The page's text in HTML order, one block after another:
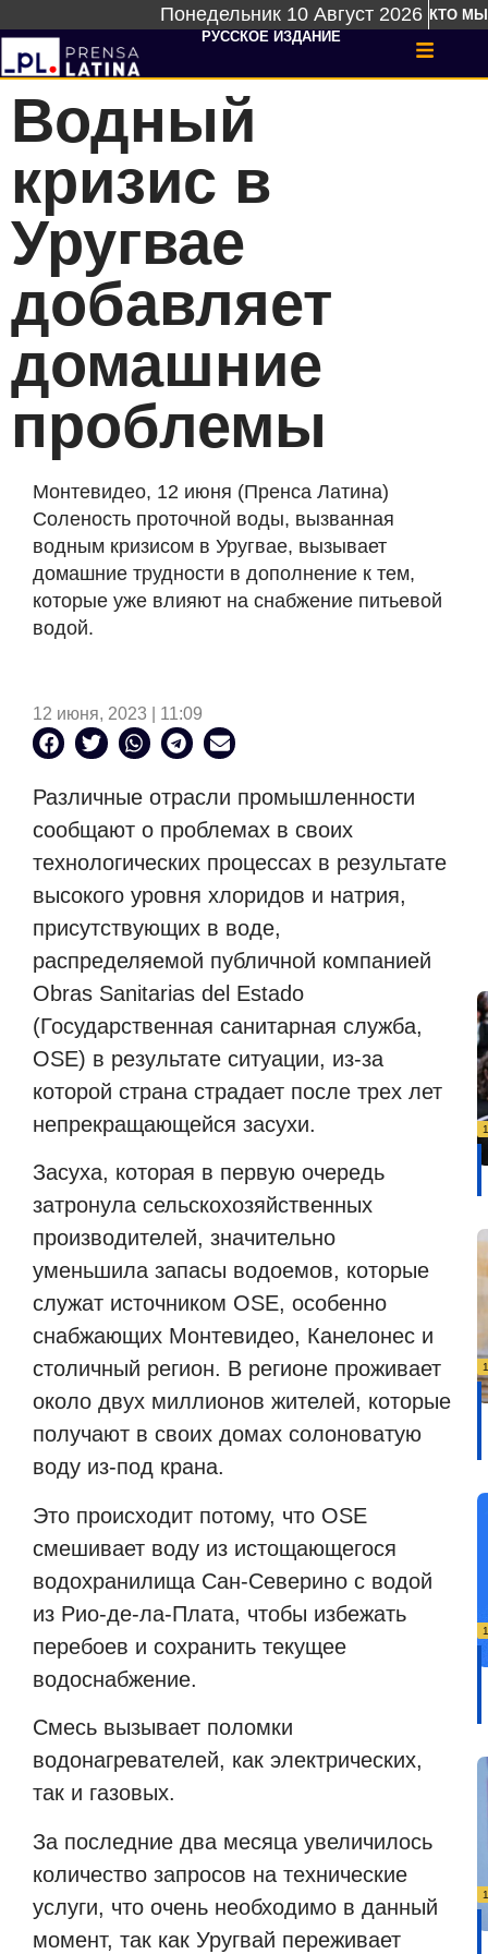
Понедельник 10 Август 2026 КТО МЫ
РУССКОЕ ИЗДАНИЕ
Водный
кризис в
Уругвае
добавляет
домашние
проблемы
Монтевидео, 12 июня (Пренса Латина)
Соленость проточной воды, вызванная
водным кризисом в Уругвае, вызывает
домашние трудности в дополнение к тем,
которые уже влияют на снабжение питьевой
водой.
12 июня, 2023 | 11:09
Различные отрасли промышленности
сообщают о проблемах в своих
технологических процессах в результате
высокого уровня хлоридов и натрия,
присутствующих в воде,
распределяемой публичной компанией
Obras Sanitarias del Estado
(Государственная санитарная служба,
OSE) в результате ситуации, из-за
которой страна страдает после трех лет
непрекращающейся засухи.
Засуха, которая в первую очередь
затронула сельскохозяйственных
производителей, значительно
уменьшила запасы водоемов, которые
служат источником OSE, особенно
снабжающих Монтевидео, Канелонес и
столичный регион. В регионе проживает
около двух миллионов жителей, которые
получают в своих домах солоноватую
воду из-под крана.
Это происходит потому, что OSE
смешивает воду из истощающегося
водохранилища Сан-Северино с водой
из Рио-де-ла-Плата, чтобы избежать
перебоев и сохранить текущее
водоснабжение.
Смесь вызывает поломки
водонагревателей, как электрических,
так и газовых.
За последние два месяца увеличилось
количество запросов на технические
услуги, что очень необходимо в данный
момент, так как Уругвай переживает